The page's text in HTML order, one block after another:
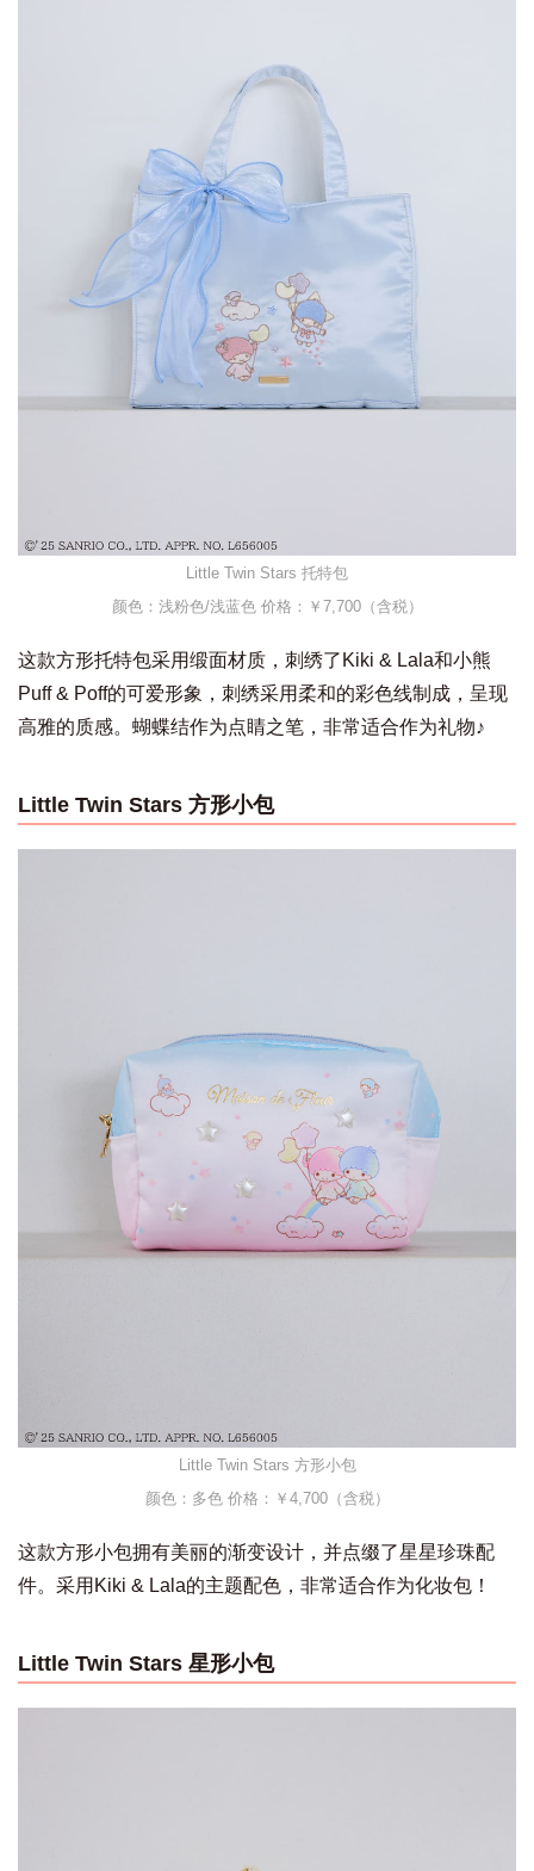
Little Twin Stars 托特包
颜色：浅粉色/浅蓝色 价格：￥7,700（含税）
这款方形托特包采用缎面材质，刺绣了Kiki & Lala和小熊
Puff & Poff的可爱形象，刺绣采用柔和的彩色线制成，呈现
高雅的质感。蝴蝶结作为点睛之笔，非常适合作为礼物♪
Little Twin Stars 方形小包
Little Twin Stars 方形小包
颜色：多色 价格：￥4,700（含税）
这款方形小包拥有美丽的渐变设计，并点缀了星星珍珠配
件。采用Kiki & Lala的主题配色，非常适合作为化妆包！
Little Twin Stars 星形小包